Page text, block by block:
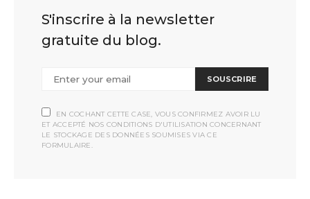
S'inscrire à la newsletter
gratuite du blog.
SOUSCRIRE
EN COCHANT CETTE CASE, VOUS CONFIRMEZ AVOIR LU
ET ACCEPTÉ NOS CONDITIONS D'UTILISATION CONCERNANT
LE STOCKAGE DES DONNÉES SOUMISES VIA CE
FORMULAIRE.